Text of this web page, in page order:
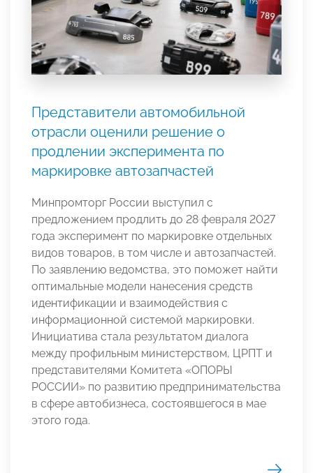
Представители автомобильной
отрасли оценили решение о
продлении эксперимента по
маркировке автозапчастей
Минпромторг России выступил с
предложением продлить до 28 февраля 2027
года эксперимент по маркировке отдельных
видов товаров, в том числе и автозапчастей.
По заявлению ведомства, это поможет найти
оптимальные модели нанесения средств
идентификации и взаимодействия с
информационной системой маркировки.
Инициатива стала результатом диалога
между профильным министерством, ЦРПТ и
представителями Комитета «ОПОРЫ
РОССИИ» по развитию предпринимательства
в сфере автобизнеса, состоявшегося в мае
этого года.